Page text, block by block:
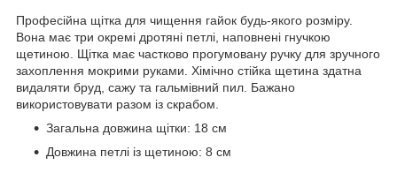
Професійна щітка для чищення гайок будь-якого розміру.
Вона має три окремі дротяні петлі, наповнені гнучкою
щетиною. Щітка має частково прогумовану ручку для зручного
захоплення мокрими руками. Хімічно стійка щетина здатна
видаляти бруд, сажу та гальмівний пил. Бажано
використовувати разом із скрабом.
Загальна довжина щітки: 18 см
Довжина петлі із щетиною: 8 см